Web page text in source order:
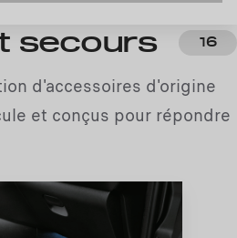
secours 16
d'accessoires d'origine
et conçus pour répondre